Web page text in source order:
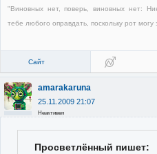
"Виновных нет, поверь, виновных нет:
тебе любого оправдать, поскольку рот
Сайт
amarakaruna
25.11.2009 21:07
Неактивен
Просветлённый пишет: